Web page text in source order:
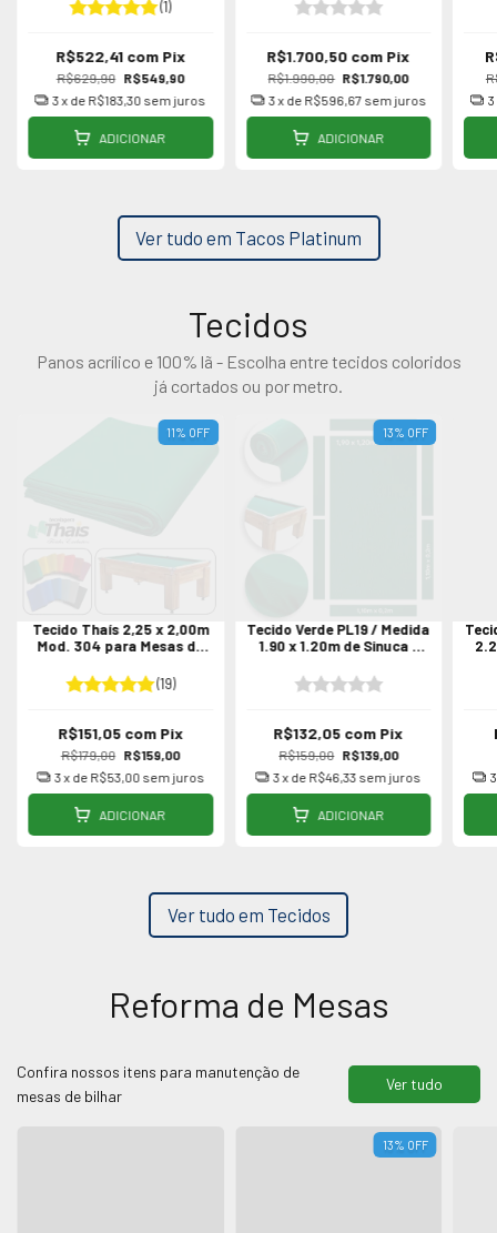
(1)
R$629,90 R$549,90
R$522,41 com Pix
3x de R$183,30 sem juros
ADICIONAR
R$1.990,00 R$1.790,00
R$1.700,50 com Pix
3x de R$596,67 sem juros
ADICIONAR
3
Ver tudo em Tacos Platinum
Tecidos
Panos acrílico e 100% lã - Escolha entre tecidos coloridos
já cortados ou por metro.
11% OFF
Tecido Thaís 2,25 x 2,00m
Mod. 304 para Mesas de
cores
(19)
R$179,00 R$159,00
R$151,05 com Pix
3x de R$53,00 sem juros
ADICIONAR
13% OFF
Tecido Verde PL19 / Medida
1.90 x 1.20m de Sinuca /
R$159,00 R$139,00
R$132,05 com Pix
3x de R$46,33 sem juros
ADICIONAR
3
Ver tudo em Tecidos
Reforma de Mesas
Confira nossos itens para manutenção de
mesas de bilhar
Ver tudo
13% OFF